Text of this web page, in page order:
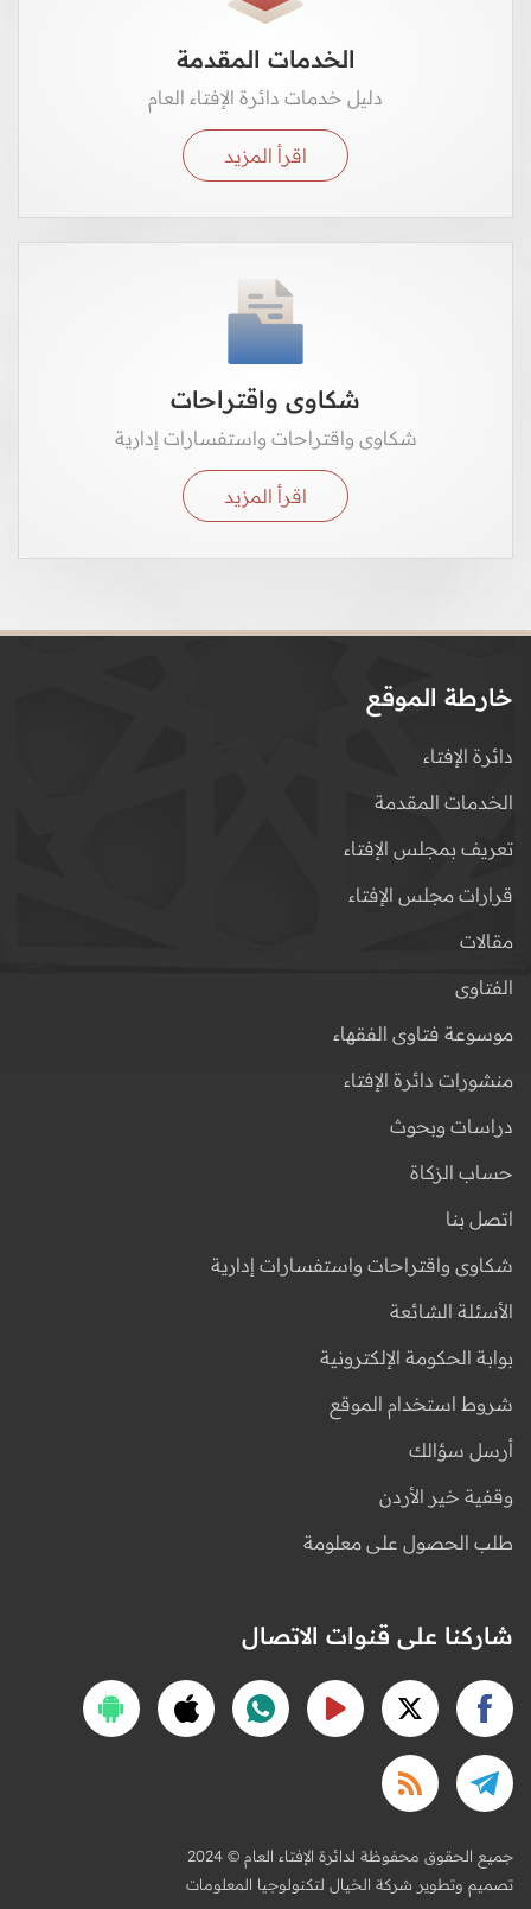
الخدمات المقدمة
دليل خدمات دائرة الإفتاء العام
اقرأ المزيد
شكاوى واقتراحات
شكاوى واقتراحات واستفسارات إدارية
اقرأ المزيد
خارطة الموقع
دائرة الإفتاء
الخدمات المقدمة
تعريف بمجلس الإفتاء
قرارات مجلس الإفتاء
مقالات
الفتاوى
موسوعة فتاوى الفقهاء
منشورات دائرة الإفتاء
دراسات وبحوث
حساب الزكاة
اتصل بنا
شكاوى واقتراحات واستفسارات إدارية
الأسئلة الشائعة
بوابة الحكومة الإلكترونية
شروط استخدام الموقع
أرسل سؤالك
وقفية خير الأردن
طلب الحصول على معلومة
شاركنا على قنوات الاتصال
2024 © جميع الحقوق محفوظة لدائرة الإفتاء العام
تصميم وتطوير شركة الخيال لتكنولوجيا المعلومات